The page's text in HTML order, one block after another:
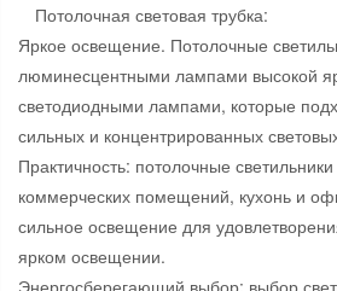
Потолочная световая трубка:
Яркое освещение. Потолочные
люминесцентными лампами высокой
светодиодными лампами, которые
сильных и концентрированных
Практичность: потолочные
коммерческих помещений, кухонь и
сильное освещение для
ярком освещении.
Энергосберегающий выбор: выбор